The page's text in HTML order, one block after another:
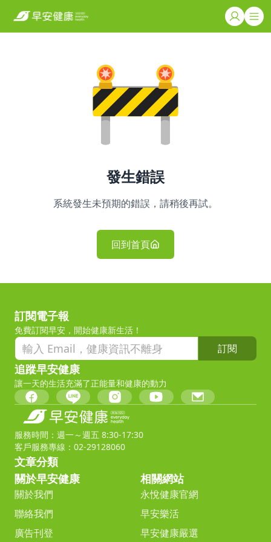
發生錯誤
系統發生未預期的錯誤，請稍後再試。
回到首頁
訂閱電子報
免費訂閱早安，開始健康新生活！
訂閱
追蹤早安健康
讓一天的生活充滿了正能量和健康的動力
服務時間：週一～週五 8:30-17:30
客戶服務專線：02-29128060
文章分類
關於早安健康
關於我們
聯絡我們
廣告刊登
相關網站
永悅健康官網
早安樂活
早安健康嚴選